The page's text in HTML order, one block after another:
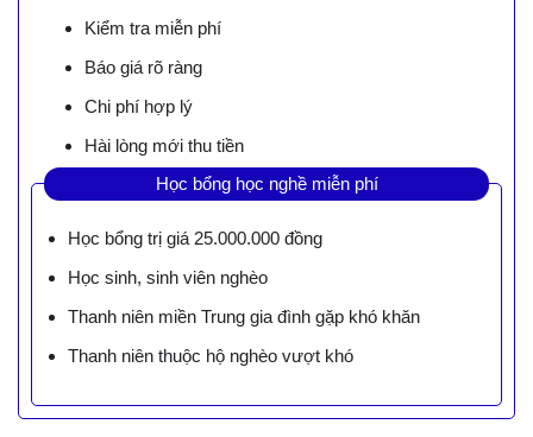
Kiểm tra miễn phí
Báo giá rõ ràng
Chi phí hợp lý
Hài lòng mới thu tiền
Học bổng học nghề miễn phí
Học bổng trị giá 25.000.000 đồng
Học sinh, sinh viên nghèo
Thanh niên miền Trung gia đình gặp khó khăn
Thanh niên thuộc hộ nghèo vượt khó